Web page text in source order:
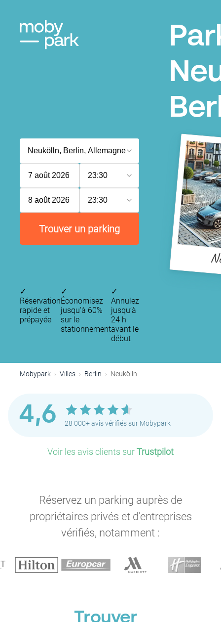
7 août 2026 23:30
8 août 2026 23:30
Trouver un parking
✓
Réservation
rapide et
prépayée
✓
Économisez
jusqu'à 60%
sur le
stationnement
✓
Annulez
jusqu’à
24 h
avant le
début
Mobypark Villes Berlin Neukölln
4,6 28 000+ avis vérifiés sur Mobypark
Voir les avis clients surTrustpilot
Réservez un parking auprès de
propriétaires privés et d'entreprises
vérifiés, notamment :
Trouver